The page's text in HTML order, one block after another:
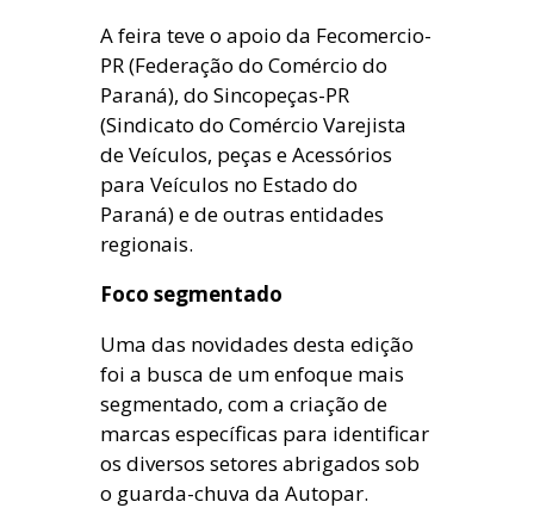
A feira teve o apoio da Fecomercio-
PR (Federação do Comércio do
Paraná), do Sincopeças-PR
(Sindicato do Comércio Varejista
de Veículos, peças e Acessórios
para Veículos no Estado do
Paraná) e de outras entidades
regionais.
Foco segmentado
Uma das novidades desta edição
foi a busca de um enfoque mais
segmentado, com a criação de
marcas específicas para identificar
os diversos setores abrigados sob
o guarda-chuva da Autopar.